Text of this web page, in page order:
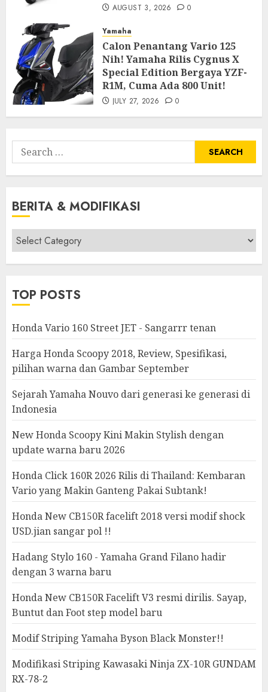
AUGUST 3, 2026 0
Yamaha
Calon Penantang Vario 125
Nih! Yamaha Rilis Cygnus X
Special Edition Bergaya YZF-
R1M, Cuma Ada 800 Unit!
JULY 27, 2026 0
Search
for:
BERITA & MODIFIKASI
Berita
&
Modifikasi
TOP POSTS
Honda Vario 160 Street JET - Sangarrr tenan
Harga Honda Scoopy 2018, Review, Spesifikasi,
pilihan warna dan Gambar September
Sejarah Yamaha Nouvo dari generasi ke generasi di
Indonesia
New Honda Scoopy Kini Makin Stylish dengan
update warna baru 2026
Honda Click 160R 2026 Rilis di Thailand: Kembaran
Vario yang Makin Ganteng Pakai Subtank!
Honda New CB150R facelift 2018 versi modif shock
USD.jian sangar pol !!
Hadang Stylo 160 - Yamaha Grand Filano hadir
dengan 3 warna baru
Honda New CB150R Facelift V3 resmi dirilis. Sayap,
Buntut dan Foot step model baru
Modif Striping Yamaha Byson Black Monster!!
Modifikasi Striping Kawasaki Ninja ZX-10R GUNDAM
RX-78-2